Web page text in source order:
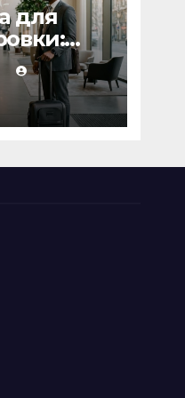
для
выбора